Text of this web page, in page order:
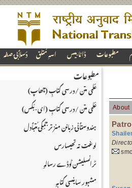
دٔسلٲبۍ صفہ اسہِ مُتلق ڈاٹا بیس مطبوعات
مطبوعات
عٔلمی متن / درسی کتابِ (چھاپ)
عٔلمی متن / درسی کتابِ (ای-بُکس)
ہندوستٲنۍ زبانن منز ترجمٕکۍ مُتبٲدل
لۄغت تہ تھیسارس
ٹرانسلیشن ٹوڈے رسالہٕ
مشہور ساینسی کتابہٕ
About